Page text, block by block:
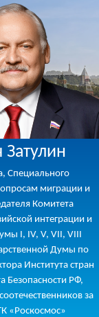
Специального
миграции и
Комитета
интеграции и
I, IV, V, VII, VIII
Думы по
Института стран
Безопасности РФ,
за
«Роскосмос»